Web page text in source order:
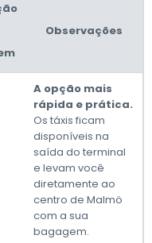
Observações
A opção mais
rápida e prática.
Os táxis ficam
disponíveis na
saída do terminal
e levam você
diretamente ao
centro de Malmö
com a sua
bagagem.